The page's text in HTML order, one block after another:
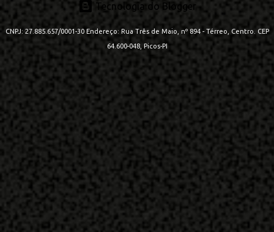
á
r
s
Tecnologia do Blogger
CNPJ: 27.885.657/0001-30 Endereço: Rua Três de Maio, nº 894 - Térreo, Centro. CEP
64.600-048, Picos-PI